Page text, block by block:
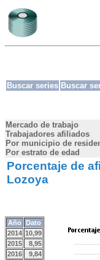
Buscar series Buscar
Mercado de trabajo
Trabajadores afiliados
Por municipio de
Por estrato de edad
Porcentaje de
Lozoya
Año
Dato
2014 10,99
2015
8,95
2016
9,84